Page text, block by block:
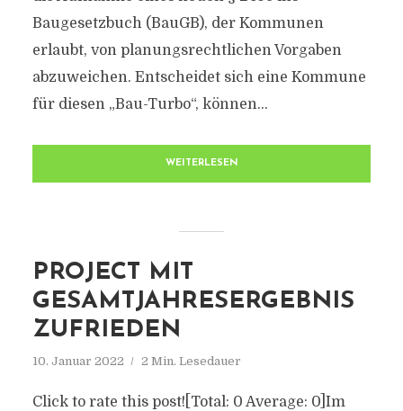
Baugesetzbuch (BauGB), der Kommunen
erlaubt, von planungsrechtlichen Vorgaben
abzuweichen. Entscheidet sich eine Kommune
für diesen „Bau-Turbo“, können...
WEITERLESEN
PROJECT MIT
GESAMTJAHRESERGEBNIS
ZUFRIEDEN
10. Januar 2022 2 Min. Lesedauer
Click to rate this post![Total: 0 Average: 0]Im